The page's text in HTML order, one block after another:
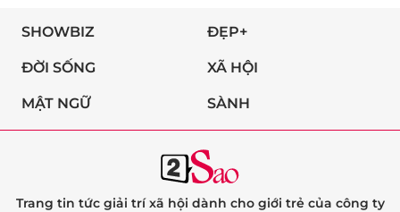
SHOWBIZ ĐẸP+
ĐỜI SỐNG XÃ HỘI
MẬT NGỮ SÀNH
Trang tin tức giải trí xã hội dành cho giới trẻ của công ty